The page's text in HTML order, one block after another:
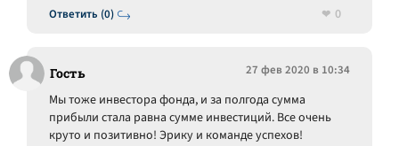
Ответить (0)
0
Гость 27 фев 2020 в 10:34
Мы тоже инвестора фонда, и за полгода сумма
прибыли стала равна сумме инвестиций. Все очень
круто и позитивно! Эрику и команде успехов!